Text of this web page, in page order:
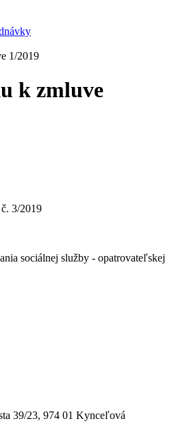
1/2019
k zmluve
3/2019
sociálnej služby - opatrovateľskej
39/23, 974 01 Kynceľová